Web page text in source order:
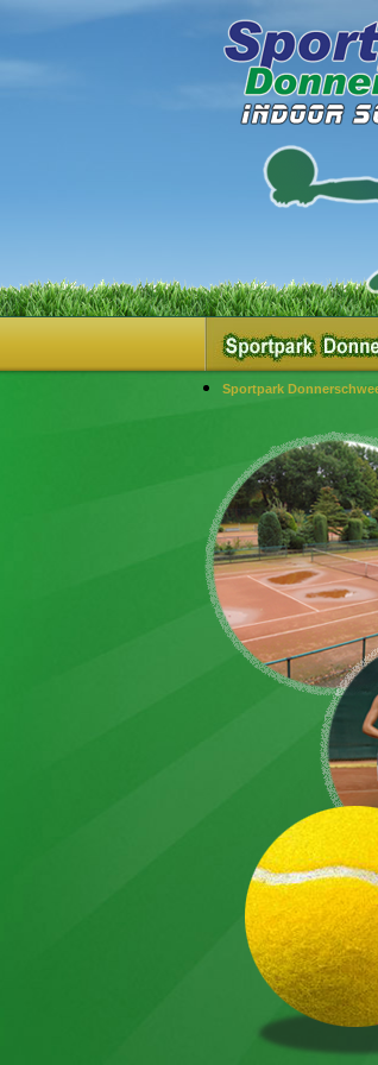
Sportpark